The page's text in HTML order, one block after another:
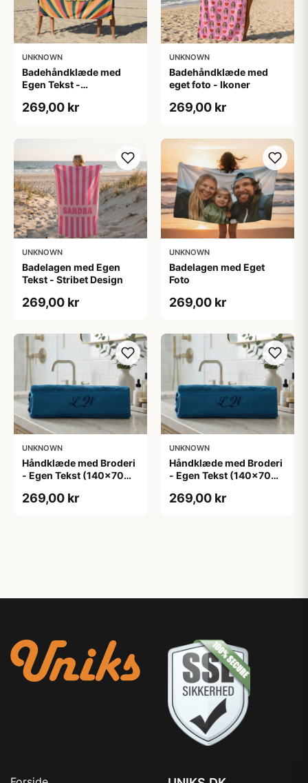
UNKNOWN
Badehåndklæde med
Egen Tekst -
269,00 kr
UNKNOWN
Badehåndklæde med
eget foto - Ikoner
269,00 kr
UNKNOWN
Badelagen med Egen
Tekst - Stribet Design
269,00 kr
UNKNOWN
Badelagen med Eget
Foto
269,00 kr
UNKNOWN
Håndklæde med Broderi
- Egen Tekst (140x70
269,00 kr
UNKNOWN
Håndklæde med Broderi
- Egen Tekst (140x70
269,00 kr